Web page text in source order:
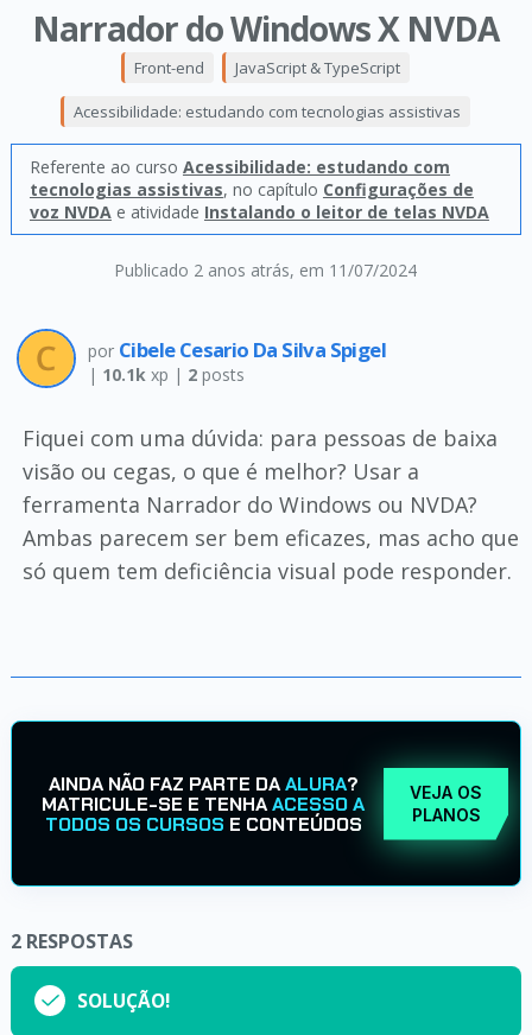
Narrador do Windows X NVDA
Publicado 2 anos atrás, em 11/07/2024
Front-end JavaScript & TypeScript
Acessibilidade: estudando com tecnologias assistivas
Referente ao curso Acessibilidade: estudando com
tecnologias assistivas, no capítulo Configurações de
voz NVDAe atividade Instalando o leitor de telas NVDA
por Cibele Cesario Da Silva Spigel
| 10.1kxp | 2posts
Fiquei com uma dúvida: para pessoas de baixa
visão ou cegas, o que é melhor? Usar a
ferramenta Narrador do Windows ou NVDA?
Ambas parecem ser bem eficazes, mas acho que
só quem tem deficiência visual pode responder.
AINDA NÃO FAZ PARTE DAALURA?
MATRICULE-SE E TENHAACESSO A
TODOS OS CURSOS E CONTEÚDOS
VEJA OS
PLANOS
2 RESPOSTAS
SOLUÇÃO!